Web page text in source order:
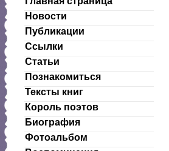
Новости
Публикации
Ссылки
Статьи
Познакомиться
Тексты книг
Король поэтов
Биография
Фотоальбом